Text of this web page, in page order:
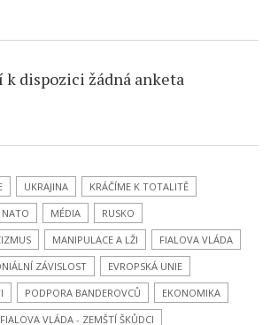
dispozici žádná anketa
UKRAJINA
KRÁČÍME K TOTALITĚ
NATO MÉDIA
RUSKO
MANIPULACE A LŽI
FIALOVA VLÁDA
ZÁVISLOST
EVROPSKÁ UNIE
PODPORA BANDEROVCŮ
EKONOMIKA
FIALOVA VLÁDA - ZEMŠTÍ ŠKŮDCI